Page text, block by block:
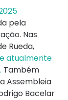
pela
Nas
Rueda,
atualmente
Também
Assembleia
Bacelar